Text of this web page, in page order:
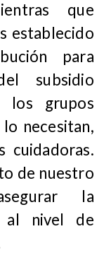
que
establecido
para
subsidio
los grupos
necesitan,
cuidadoras.
de nuestro
la
al nivel de